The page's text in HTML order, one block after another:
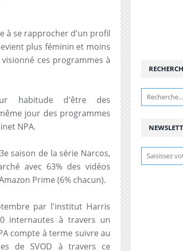
à se rapprocher d'un profil
plus féminin et moins
ces programmes à
habitude d'être des
jour des programmes
NPA.
saison de la série Narcos,
avec 63% des vidéos
Prime (6% chacun).
par l'institut Harris
internautes à travers un
compte à terme suivre au
de SVOD à travers ce